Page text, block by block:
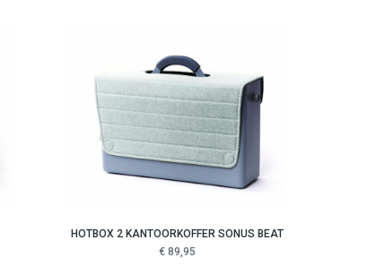
HOTBOX 2 KANTOORKOFFER SONUS BEAT
€ 89,95